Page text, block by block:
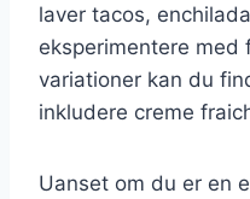
laver tacos,
eksperimentere med
variationer kan du
inkludere creme
Uanset om du er en